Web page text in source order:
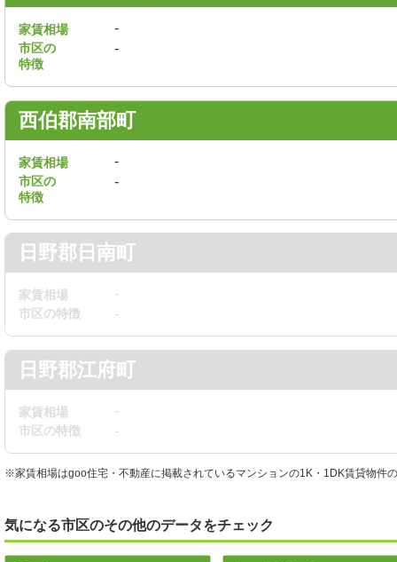
家賃相場 -
市区の
特徴
-
西伯郡南部町
家賃相場 -
市区の
特徴
-
日野郡日南町
家賃相場 -
市区の特徴 -
日野郡江府町
家賃相場 -
市区の特徴 -
※家賃相場はgoo住宅・不動産に掲載されているマンションの1K・1DK賃貸物件
気になる市区のその他のデータをチェック